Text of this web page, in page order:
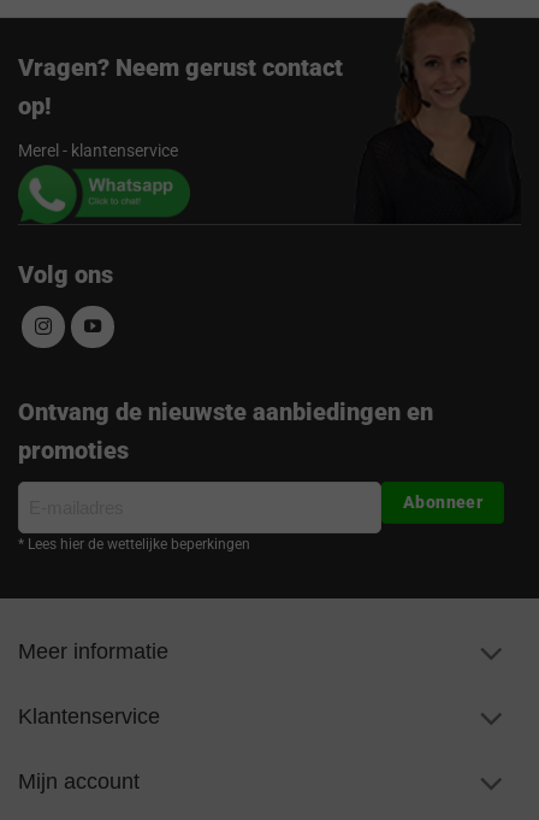
Vragen? Neem gerust contact
op!
Merel - klantenservice
Volg ons
Ontvang de nieuwste aanbiedingen en
promoties
mailadres
* Lees hier de wettelijke beperkingen
Abonneer
Meer informatie
Klantenservice
Mijn account